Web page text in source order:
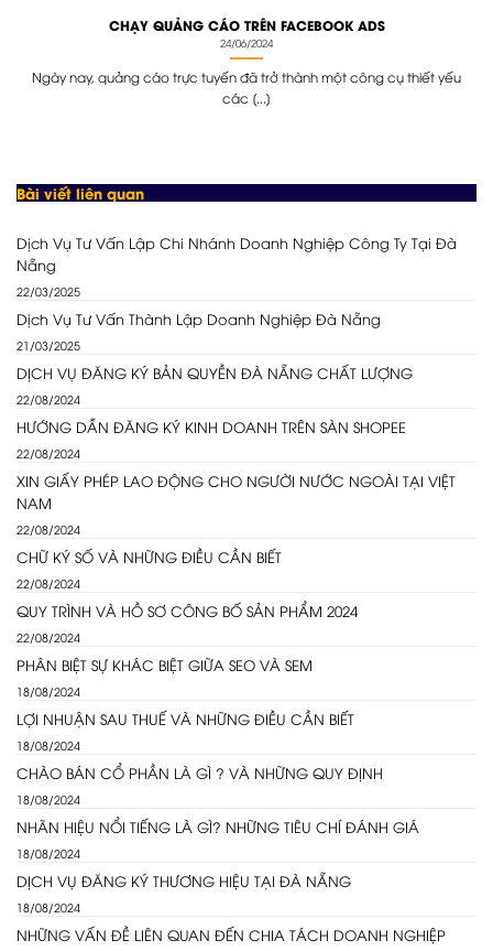
CHẠY QUẢNG CÁO TRÊN FACEBOOK ADS
24/06/2024
Ngày nay, quảng cáo trực tuyến đã trở thành một công cụ thiết yếu
các [...]
Bài viết liên quan
Dịch Vụ Tư Vấn Lập Chi Nhánh Doanh Nghiệp Công Ty Tại Đà
Nẵng
22/03/2025
Dịch Vụ Tư Vấn Thành Lập Doanh Nghiệp Đà Nẵng
21/03/2025
DỊCH VỤ ĐĂNG KÝ BẢN QUYỀN ĐÀ NẴNG CHẤT LƯỢNG
22/08/2024
HƯỚNG DẪN ĐĂNG KÝ KINH DOANH TRÊN SÀN SHOPEE
22/08/2024
XIN GIẤY PHÉP LAO ĐỘNG CHO NGƯỜI NƯỚC NGOÀI TẠI VIỆT
NAM
22/08/2024
CHỮ KÝ SỐ VÀ NHỮNG ĐIỀU CẦN BIẾT
22/08/2024
QUY TRÌNH VÀ HỒ SƠ CÔNG BỐ SẢN PHẨM 2024
22/08/2024
PHÂN BIỆT SỰ KHÁC BIỆT GIỮA SEO VÀ SEM
18/08/2024
LỢI NHUẬN SAU THUẾ VÀ NHỮNG ĐIỀU CẦN BIẾT
18/08/2024
CHÀO BÁN CỔ PHẦN LÀ GÌ ? VÀ NHỮNG QUY ĐỊNH
18/08/2024
NHÃN HIỆU NỔI TIẾNG LÀ GÌ? NHỮNG TIÊU CHÍ ĐÁNH GIÁ
18/08/2024
DỊCH VỤ ĐĂNG KÝ THƯƠNG HIỆU TẠI ĐÀ NẴNG
18/08/2024
NHỮNG VẤN ĐỀ LIÊN QUAN ĐẾN CHIA TÁCH DOANH NGHIỆP